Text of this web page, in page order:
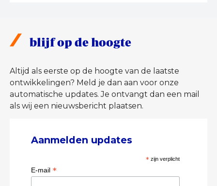
blijf op de hoogte
Altijd als eerste op de hoogte van de laatste
ontwikkelingen? Meld je dan aan voor onze
automatische updates. Je ontvangt dan een mail
als wij een nieuwsbericht plaatsen.
Aanmelden updates
* zijn verplicht
E-mail *